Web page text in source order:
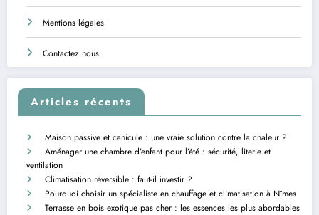
Mentions légales
Contactez nous
Articles récents
Maison passive et canicule : une vraie solution contre la chaleur ?
Aménager une chambre d’enfant pour l’été : sécurité, literie et
ventilation
Climatisation réversible : faut-il investir ?
Pourquoi choisir un spécialiste en chauffage et climatisation à Nîmes
Terrasse en bois exotique pas cher : les essences les plus abordables